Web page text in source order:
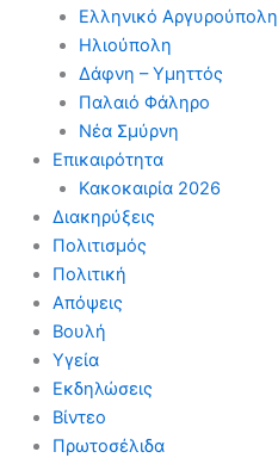
Ελληνικό Αργυρούπολη
Ηλιούπολη
Δάφνη – Υμηττός
Παλαιό Φάληρο
Νέα Σμύρνη
Επικαιρότητα
Κακοκαιρία 2026
Διακηρύξεις
Πολιτισμός
Πολιτική
Απόψεις
Βουλή
Υγεία
Εκδηλώσεις
Βίντεο
Πρωτοσέλιδα